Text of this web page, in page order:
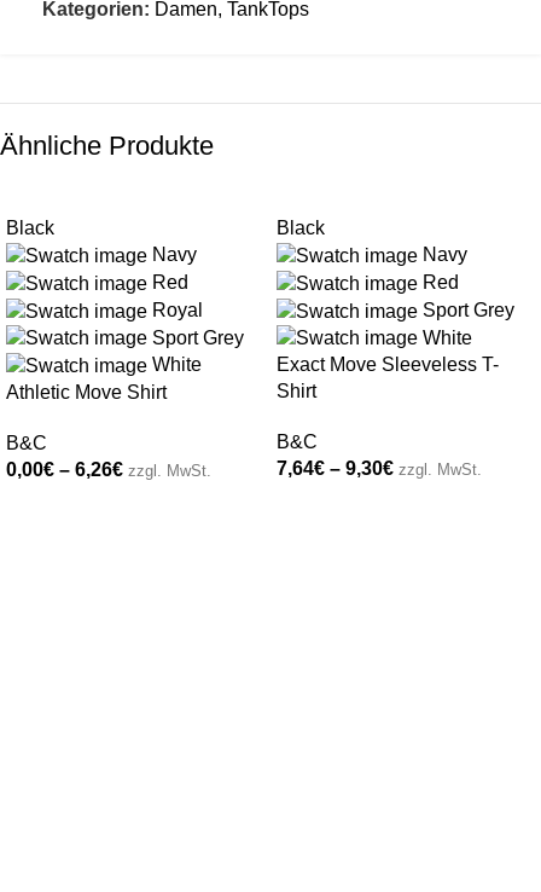
Kategorien: Damen, TankTops
Ähnliche Produkte
Black
Navy
Red
Royal
Sport Grey
White
Athletic Move Shirt
B&C
0,00€ – 6,26€ zzgl. MwSt.
Black
Navy
Red
Sport Grey
White
Exact Move Sleeveless T-
Shirt
B&C
7,64€ – 9,30€ zzgl. MwSt.